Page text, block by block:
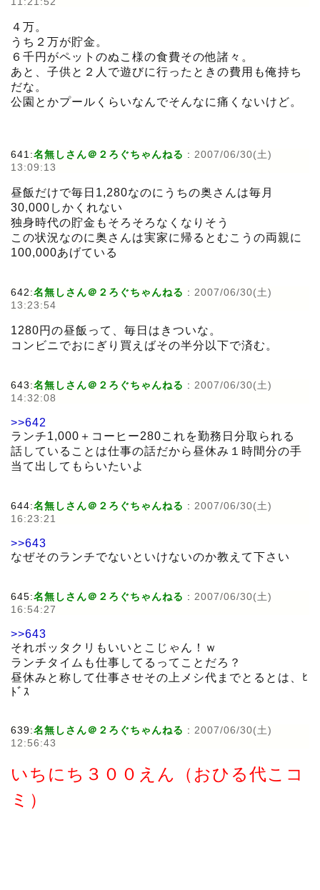
４万。
うち２万が貯金。
６千円がペットのぬこ様の食費その他諸々。
あと、子供と２人で遊びに行ったときの費用も俺持ち
だな。
公園とかプールくらいなんでそんなに痛くないけど。
641:名無しさん＠２ろぐちゃんねる : 2007/06/30(土)
13:09:13
昼飯だけで毎日1,280なのにうちの奥さんは毎月
30,000しかくれない
独身時代の貯金もそろそろなくなりそう
この状況なのに奥さんは実家に帰るとむこうの両親に
100,000あげている
642:名無しさん＠２ろぐちゃんねる : 2007/06/30(土)
13:23:54
1280円の昼飯って、毎日はきついな。
コンビニでおにぎり買えばその半分以下で済む。
643:名無しさん＠２ろぐちゃんねる : 2007/06/30(土)
14:32:08
>>642
ランチ1,000＋コーヒー280これを勤務日分取られる
話していることは仕事の話だから昼休み１時間分の手
当て出してもらいたいよ
644:名無しさん＠２ろぐちゃんねる : 2007/06/30(土)
16:23:21
>>643
なぜそのランチでないといけないのか教えて下さい
645:名無しさん＠２ろぐちゃんねる : 2007/06/30(土)
16:54:27
>>643
それボッタクリもいいとこじゃん！ｗ
ランチタイムも仕事してるってことだろ？
昼休みと称して仕事させその上メシ代までとるとは、ﾋ
ﾄﾞｽ
639:名無しさん＠２ろぐちゃんねる : 2007/06/30(土)
12:56:43
いちにち３００えん（おひる代こコ
ミ）